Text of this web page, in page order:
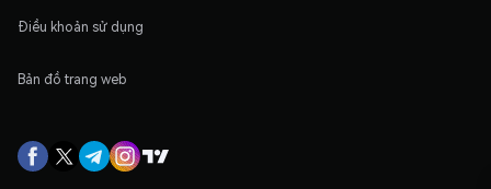
Điều khoản sử dụng
Bản đồ trang web